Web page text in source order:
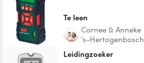
Te leen
Cornee & Anneke
's-Hertogenbosch
Leidingzoeker